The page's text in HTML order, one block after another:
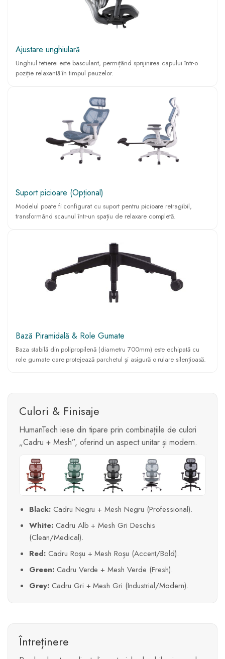
Ajustare unghiulară
Unghiul tetierei este basculant, permițând sprijinirea capului într-o
poziție relaxantă în timpul pauzelor.
Suport picioare (Opțional)
Modelul poate fi configurat cu suport pentru picioare retragibil,
transformând scaunul într-un spațiu de relaxare completă.
Bază Piramidală & Role Gumate
Baza stabilă din polipropilenă (diametru 700mm) este echipată cu
role gumate care protejează parchetul și asigură o rulare silențioasă.
Culori & Finisaje
HumanTech iese din tipare prin combinațiile de culori
„Cadru + Mesh”, oferind un aspect unitar și modern.
Black:Cadru Negru + Mesh Negru (Professional).
White:Cadru Alb + Mesh Gri Deschis
(Clean/Medical).
Red:Cadru Roșu + Mesh Roșu (Accent/Bold).
Green:Cadru Verde + Mesh Verde (Fresh).
Grey:Cadru Gri + Mesh Gri (Industrial/Modern).
Întreținere